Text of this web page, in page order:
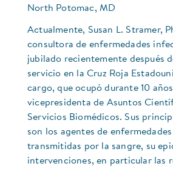
North Potomac, MD
Actualmente, Susan L. Stramer,
consultora de enfermedades
jubilado recientemente después
servicio en la Cruz Roja
cargo, que ocupó durante 10
vicepresidenta de Asuntos
Servicios Biomédicos. Sus
son los agentes de
transmitidas por la sangre, su
intervenciones, en particular las